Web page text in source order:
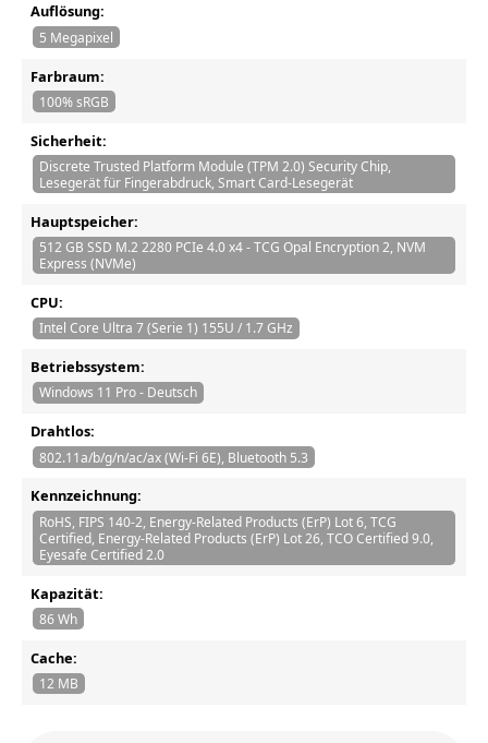
Auflösung:
5 Megapixel
Farbraum:
100% sRGB
Sicherheit:
Discrete Trusted Platform Module (TPM 2.0) Security Chip,
Lesegerät für Fingerabdruck, Smart Card-Lesegerät
Hauptspeicher:
512 GB SSD M.2 2280 PCIe 4.0 x4 - TCG Opal Encryption 2, NVM
Express (NVMe)
CPU:
Intel Core Ultra 7 (Serie 1) 155U / 1.7 GHz
Betriebssystem:
Windows 11 Pro - Deutsch
Drahtlos:
802.11a/b/g/n/ac/ax (Wi-Fi 6E), Bluetooth 5.3
Kennzeichnung:
RoHS, FIPS 140-2, Energy-Related Products (ErP) Lot 6, TCG
Certified, Energy-Related Products (ErP) Lot 26, TCO Certified 9.0,
Eyesafe Certified 2.0
Kapazität:
86 Wh
Cache:
12 MB